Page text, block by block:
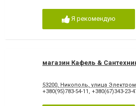
Я рекомендую
магазин Кафель &
53200, Никополь, улица
+380(95)783-54-11 , +380(67)343-23-